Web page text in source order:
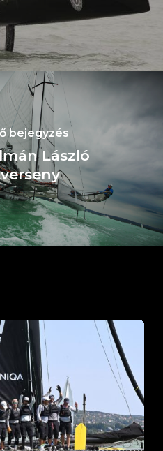
bejegyzés
László